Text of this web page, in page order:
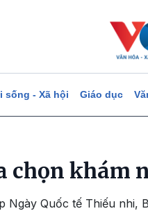
sống - Xã hội Giáo dục
chọn khám
Ngày Quốc tế Thiếu nhi,